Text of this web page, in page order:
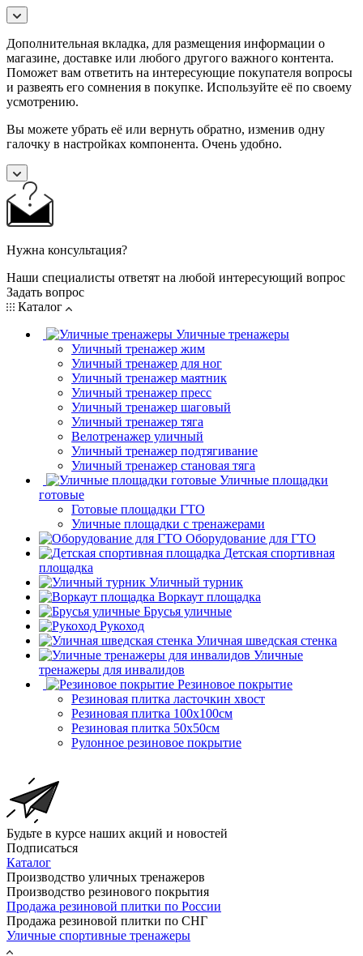
Дополнительная вкладка, для размещения информации о
магазине, доставке или любого другого важного контента.
Поможет вам ответить на интересующие покупателя вопросы
и развеять его сомнения в покупке. Используйте её по своему
усмотрению.
Вы можете убрать её или вернуть обратно, изменив одну
галочку в настройках компонента. Очень удобно.
Нужна консультация?
Наши специалисты ответят на любой интересующий вопрос
Задать вопрос
Каталог
Уличные тренажеры
Уличный тренажер жим
Уличный тренажер для ног
Уличный тренажер маятник
Уличный тренажер пресс
Уличный тренажер шаговый
Уличный тренажер тяга
Велотренажер уличный
Уличный тренажер подтягивание
Уличный тренажер становая тяга
Уличные площадки
готовые
Готовые площадки ГТО
Уличные площадки с тренажерами
Оборудование для ГТО
Детская спортивная
площадка
Уличный турник
Воркаут площадка
Брусья уличные
Рукоход
Уличная шведская стенка
Уличные
тренажеры для инвалидов
Резиновое покрытие
Резиновая плитка ласточкин хвост
Резиновая плитка 100х100см
Резиновая плитка 50х50см
Рулонное резиновое покрытие
Будьте в курсе наших акций и новостей
Подписаться
Каталог
Производство уличных тренажеров
Производство резинового покрытия
Продажа резиновой плитки по России
Продажа резиновой плитки по СНГ
Уличные спортивные тренажеры